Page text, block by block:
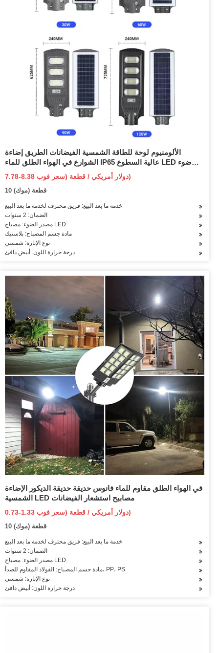
الألومنيوم لوحة للطاقة الشمسية الفيضانات الطريق إضاءة
الشوارع في الهواء الطلق للماء IP65 عالية السطوع LED ضوء
الشارع فوب
7.78-8.38 دولار أمريكي / قطعة (سعر فوب)
10 قطعة (موك)
خدمة ما بعد البيع: فريق محترف لخدمة ما بعد البيع
الضمان: 2 سنوات
مصدر الضوء: مصباح LED
مادة جسم المصباح: بلاستيك
نوع الإنارة: شمسي
درجة حرارة اللون: أبيض دافئ
في الهواء الطلق مقاوم للماء فانوس حديقة حديقة الديكور الإضاءة
الشمسية LED مصابيح استشعار الفيضانات
0.73-1.33 دولار أمريكي / قطعة (سعر فوب)
10 قطعة (موك)
خدمة ما بعد البيع: فريق محترف لخدمة ما بعد البيع
الضمان: 2 سنوات
مصدر الضوء: مصباح LED
مادة جسم المصباح: الفولاذ المقاوم للصدأ، PP، PS
نوع الإنارة: شمسي
درجة حرارة اللون: أبيض دافئ